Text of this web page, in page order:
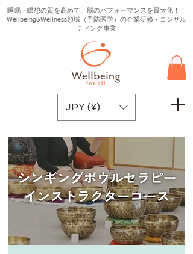
睡眠・瞑想の質を高めて、脳のパフォーマンスを最大化！！
Wellbeing&Wellness領域（予防医学）の企業研修・コンサル
ティング事業
JPY (¥)